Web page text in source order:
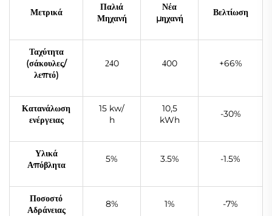
Μετρικά
Παλιά
Μηχανή
Νέα
μηχανή
Βελτίωση
Ταχύτητα
(σάκουλες/
λεπτό)
240 400 +66%
Κατανάλωση
ενέργειας
15 kw/
h
10,5
kWh
-30%
Υλικά
Απόβλητα
5% 3.5% -1.5%
Ποσοστό
Αδράνειας
8% 1% -7%